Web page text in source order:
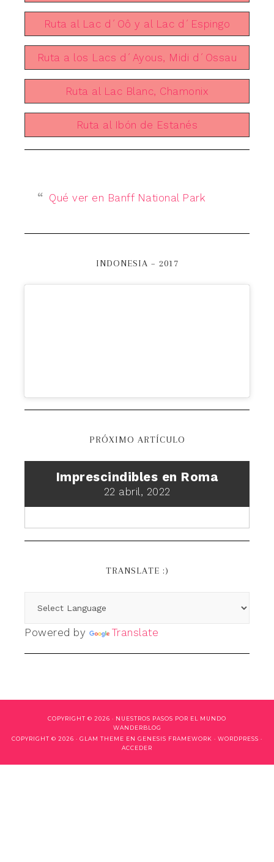
Ruta al Lac d´Oô y al Lac d´Espingo
Ruta a los Lacs d´Ayous, Midi d´Ossau
Ruta al Lac Blanc, Chamonix
Ruta al Ibón de Estanés
Qué ver en Banff National Park
INDONESIA – 2017
PRÓXIMO ARTÍCULO
Imprescindibles en Roma
22 abril, 2022
TRANSLATE :)
Powered by Translate
COPYRIGHT © 2026 · NUESTROS PASOS POR EL MUNDO
WANDERBLOG
COPYRIGHT © 2026 · GLAM THEME EN GENESIS FRAMEWORK · WORDPRESS ·
ACCEDER